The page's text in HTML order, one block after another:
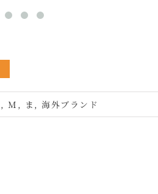
,M , ま ,海外ブランド